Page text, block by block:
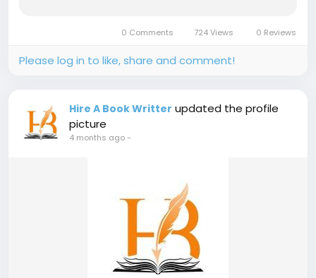
finished draft. Their team focuses on...
0 Comments 724 Views 0 Reviews
Please log in to like, share and comment!
Hire A Book Writter updated the profile
picture
4 months ago-